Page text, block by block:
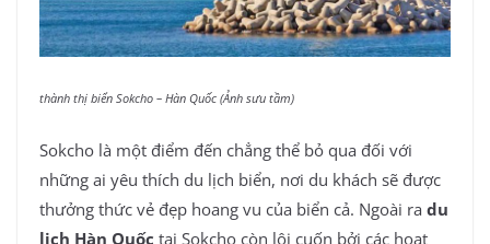
thành thị biển Sokcho – Hàn Quốc (Ảnh sưu tầm)
Sokcho là một điểm đến chẳng thể bỏ qua đối với
những ai yêu thích du lịch biển, nơi du khách sẽ được
thưởng thức vẻ đẹp hoang vu của biển cả. Ngoài ra du
lịch Hàn Quốc tại Sokcho còn lôi cuốn bởi các hoạt